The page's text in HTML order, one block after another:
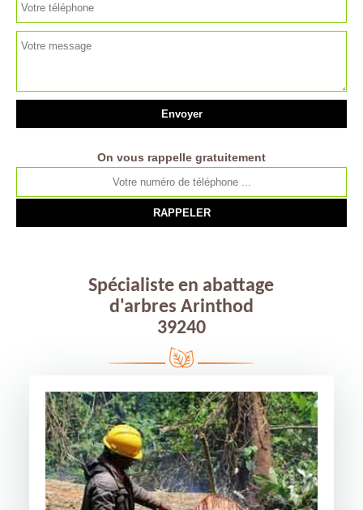
On vous rappelle gratuitement
Spécialiste en abattage
d'arbres Arinthod
39240